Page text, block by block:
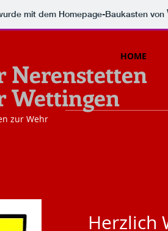
mit dem Homepage-Baukasten von
HOME
Nerenstetten
Wettingen
zur Wehr
Herzlich